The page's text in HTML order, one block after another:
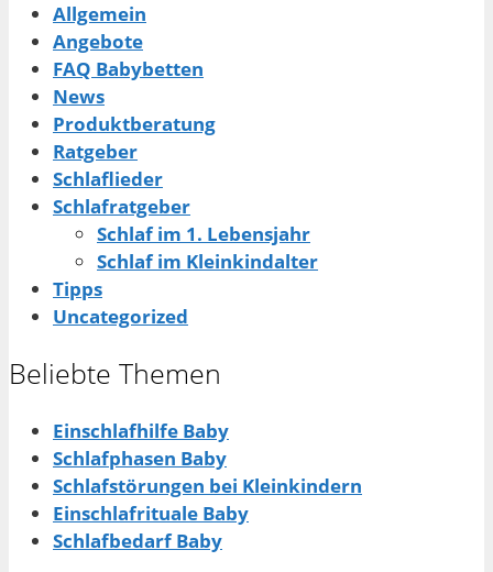
Allgemein
Angebote
FAQ Babybetten
News
Produktberatung
Ratgeber
Schlaflieder
Schlafratgeber
Schlaf im 1. Lebensjahr
Schlaf im Kleinkindalter
Tipps
Uncategorized
Beliebte Themen
Einschlafhilfe Baby
Schlafphasen Baby
Schlafstörungen bei Kleinkindern
Einschlafrituale Baby
Schlafbedarf Baby